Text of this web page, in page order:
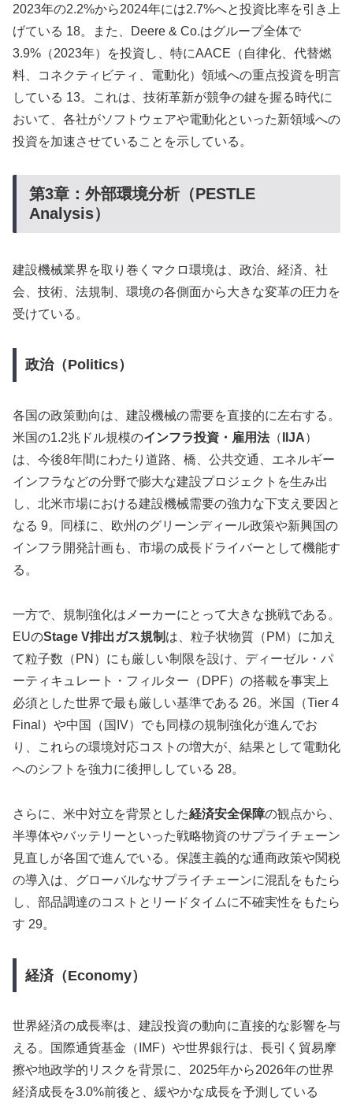
2023年の2.2%から2024年には2.7%へと投資比率を引き上
げている 18。また、Deere & Co.はグループ全体で
3.9%（2023年）を投資し、特にAACE（自律化、代替燃
料、コネクティビティ、電動化）領域への重点投資を明言
している 13。これは、技術革新が競争の鍵を握る時代に
おいて、各社がソフトウェアや電動化といった新領域への
投資を加速させていることを示している。
第3章：外部環境分析（PESTLE
Analysis）
建設機械業界を取り巻くマクロ環境は、政治、経済、社
会、技術、法規制、環境の各側面から大きな変革の圧力を
受けている。
政治（Politics）
各国の政策動向は、建設機械の需要を直接的に左右する。
米国の1.2兆ドル規模のインフラ投資・雇用法（ IIJA）
は、今後8年間にわたり道路、橋、公共交通、エネルギー
インフラなどの分野で膨大な建設プロジェクトを生み出
し、北米市場における建設機械需要の強力な下支え要因と
なる 9。同様に、欧州のグリーンディール政策や新興国の
インフラ開発計画も、市場の成長ドライバーとして機能す
る。
一方で、規制強化はメーカーにとって大きな挑戦である。
EUのStage V排出ガス規制 は、粒子状物質（PM）に加え
て粒子数（PN）にも厳しい制限を設け、ディーゼル・パ
ーティキュレート・フィルター（DPF）の搭載を事実上
必須とした世界で最も厳しい基準である 26。米国（Tier 4
Final）や中国（国IV）でも同様の規制強化が進んでお
り、これらの環境対応コストの増大が、結果として電動化
へのシフトを強力に後押ししている 28。
さらに、米中対立を背景とした経済安全保障の観点から、
半導体やバッテリーといった戦略物資のサプライチェーン
見直しが各国で進んでいる。保護主義的な通商政策や関税
の導入は、グローバルなサプライチェーンに混乱をもたら
し、部品調達のコストとリードタイムに不確実性をもたら
す 29。
経済（Economy）
世界経済の成長率は、建設投資の動向に直接的な影響を与
える。国際通貨基金（IMF）や世界銀行は、長引く貿易摩
擦や地政学的リスクを背景に、2025年から2026年の世界
経済成長を3.0%前後と、緩やかな成長を予測している